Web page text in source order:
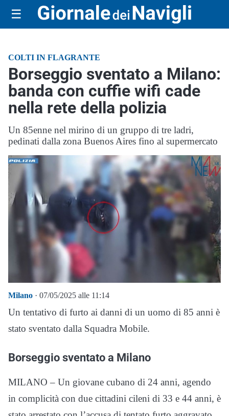
☰
COLTI IN FLAGRANTE
Borseggio sventato a Milano:
banda con cuffie wifi cade
nella rete della polizia
Un 85enne nel mirino di un gruppo di tre ladri,
pedinati dalla zona Buenos Aires fino al supermercato
Milano · 07/05/2025 alle 11:14
Un tentativo di furto ai danni di un uomo di 85 anni è
stato sventato dalla Squadra Mobile.
Borseggio sventato a Milano
MILANO – Un giovane cubano di 24 anni, agendo
in complicità con due cittadini cileni di 33 e 44 anni, è